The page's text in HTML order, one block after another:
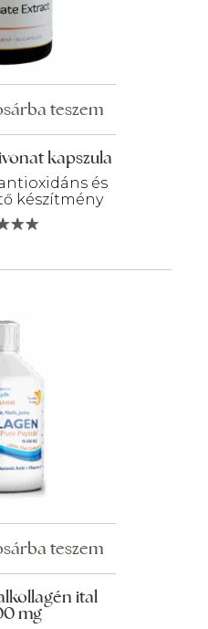
kapszula
és
készítmény
teszem
ital
mg
teszem